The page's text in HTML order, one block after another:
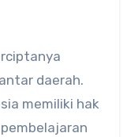
daerah.
memiliki hak